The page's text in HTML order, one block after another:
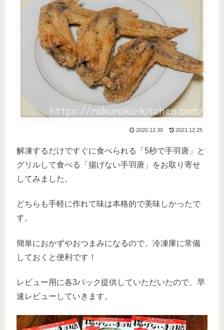
2020.12.30 2021.12.25
解凍するだけですぐに食べられる「5秒で手羽唐」と
グリルして食べる「揚げない手羽唐」をお取り寄せ
してみました。
どちらも手軽に作れて味は本格的で美味しかったで
す。
簡単におかずやおつまみになるので、冷凍庫に常備
しておくと便利です！
レビュー用に各3パック提供していただいたので、早
速レビューしていきます。